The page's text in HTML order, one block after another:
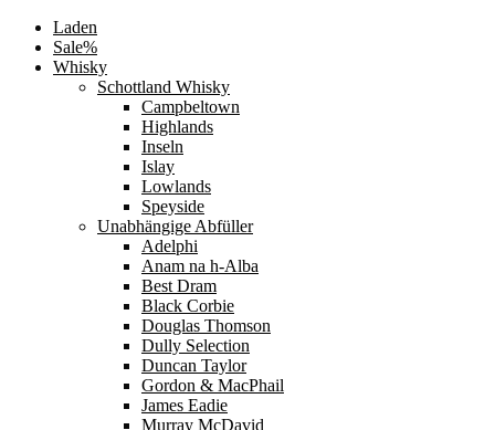
Laden
Sale%
Whisky
Schottland Whisky
Campbeltown
Highlands
Inseln
Islay
Lowlands
Speyside
Unabhängige Abfüller
Adelphi
Anam na h-Alba
Best Dram
Black Corbie
Douglas Thomson
Dully Selection
Duncan Taylor
Gordon & MacPhail
James Eadie
Murray McDavid